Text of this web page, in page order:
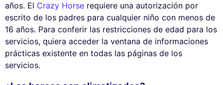
años. El Crazy Horse requiere una autorización por
escrito de los padres para cualquier niño con menos de
16 años. Para conferir las restricciones de edad para los
servicios, quiera acceder la ventana de informaciones
prácticas existente en todas las páginas de los
servicios.